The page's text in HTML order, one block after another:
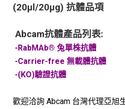
(20μl/20μg) 抗體品項
Abcam抗體產品列表:
-RabMAb® 兔單株抗體
-Carrier-free 無載體抗體
-(KO)驗證抗體
歡迎洽詢 Abcam 台灣代理亞旭